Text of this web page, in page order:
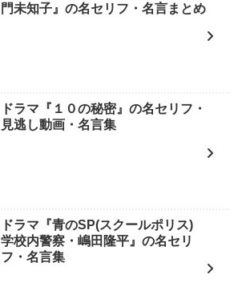
門未知子』の名セリフ・名言まとめ
ドラマ『１０の秘密』の名セリフ・
見逃し動画・名言集
ドラマ『青のSP(スクールポリス)
学校内警察・嶋田隆平』の名セリ
フ・名言集